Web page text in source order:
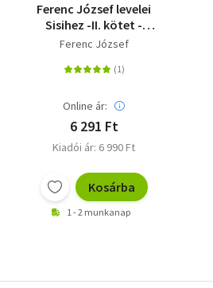
Ferenc József levelei
Sisihez -II. kötet -
1895-1898
Ferenc József
Online ár:
6 291 Ft
Kiadói ár: 6 990 Ft
Kosárba
1 - 2 munkanap